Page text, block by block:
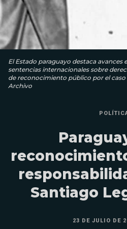
El Estado paraguayo destaca
sentencias internacionales sobre
de reconocimiento público por el
Archivo
Santiago
23 DE JULIO DE